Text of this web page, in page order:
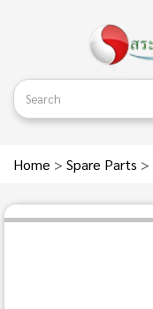
Home > Spare Parts >